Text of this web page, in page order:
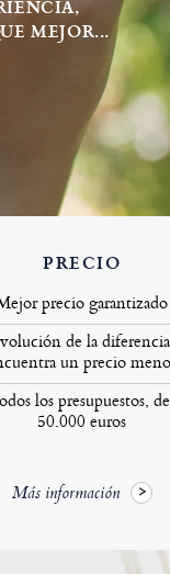
MEJOR...
PRECIO
precio garantizado
de la
un precio
los presupuestos,
50.000 euros
Más información